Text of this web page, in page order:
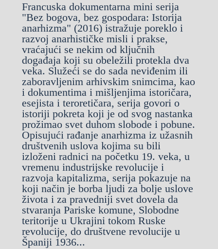
Francuska dokumentarna mini serija
"Bez bogova, bez gospodara: Istorija
anarhizma" (2016) istražuje poreklo i
razvoj anarhističke misli i prakse,
vraćajući se nekim od ključnih
događaja koji su obeležili protekla dva
veka. Služeći se do sada neviđenim ili
zaboravljenim arhivskim snimcima, kao
i dokumentima i mišljenjima istoričara,
esejista i teroretičara, serija govori o
istoriji pokreta koji je od svog nastanka
prožimao svet duhom slobode i pobune.
Opisujući rađanje anarhizma iz užasnih
društvenih uslova kojima su bili
izloženi radnici na početku 19. veka, u
vremenu industrijske revolucije i
razvoja kapitalizma, serija pokazuje na
koji način je borba ljudi za bolje uslove
života i za pravedniji svet dovela da
stvaranja Pariske komune, Slobodne
teritorije u Ukrajini tokom Ruske
revolucije, do društvene revolucije u
Španiji 1936...